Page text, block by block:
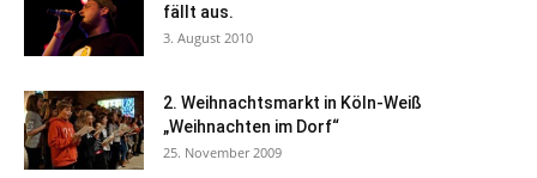
fällt aus.
3. August 2010
2. Weihnachtsmarkt in Köln-Weiß
„Weihnachten im Dorf“
25. November 2009